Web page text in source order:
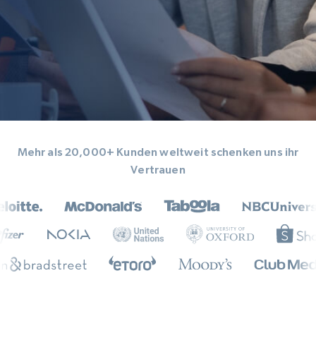
Mehr als 20,000+ Kunden weltweit schenken uns ihr
Vertrauen